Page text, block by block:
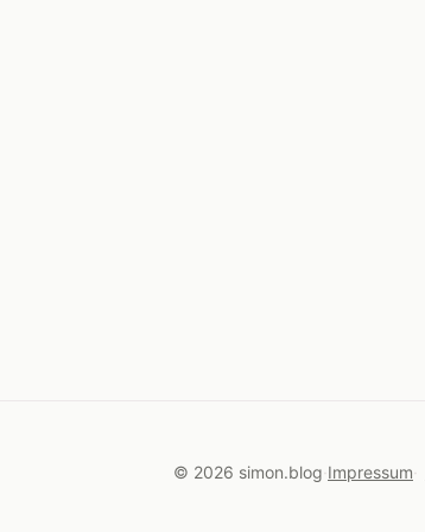
© 2026 simon.blog Impressum